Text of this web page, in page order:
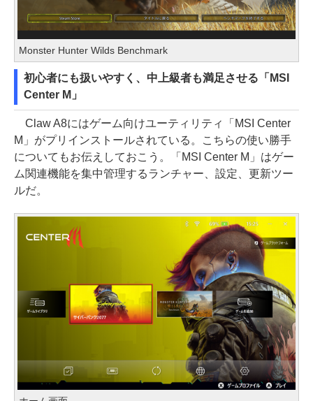
Monster Hunter Wilds Benchmark
初心者にも扱いやすく、中上級者も満足させる「MSI
Center M」
Claw A8にはゲーム向けユーティリティ「MSI Center
M」がプリインストールされている。こちらの使い勝手
についてもお伝えしておこう。「MSI Center M」はゲー
ム関連機能を集中管理するランチャー、設定、更新ツー
ルだ。